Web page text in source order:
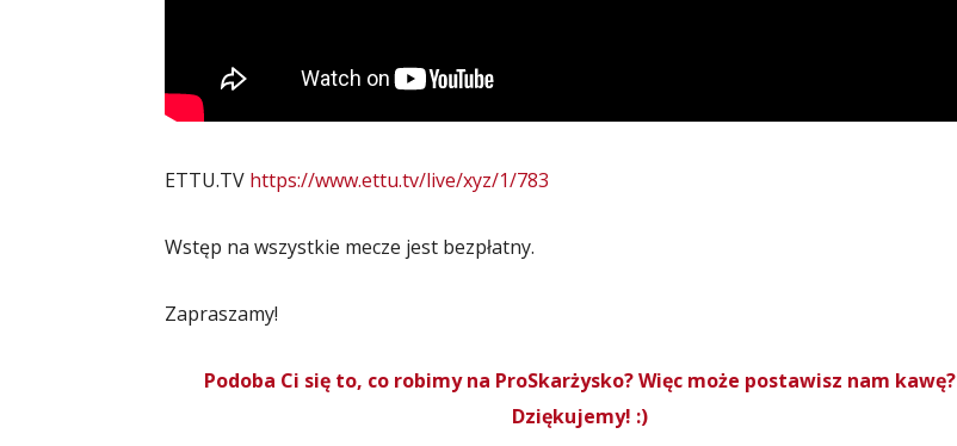
ETTU.TV https://www.ettu.tv/live/xyz/1/783
Wstęp na wszystkie mecze jest bezpłatny.
Zapraszamy!
Podoba Ci się to, co robimy na ProSkarżysko? Więc może postawisz nam kawę?
Dziękujemy! :)